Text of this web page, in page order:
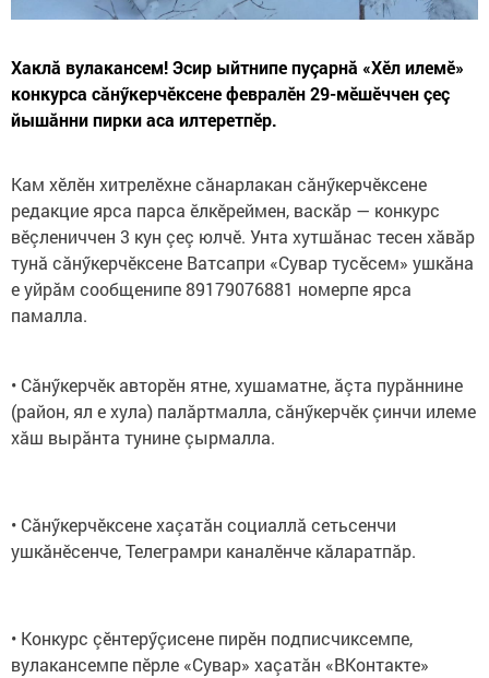
Хаклă вулакансем! Эсир ыйтнипе пуçарнă «Хӗл илемӗ»
конкурса сăнӳкерчӗксене февралӗн 29-мӗшӗччен çеç
йышăнни пирки аса илтеретпӗр.
Кам хӗлӗн хитрелӗхне сăнарлакан сăнӳкерчӗксене
редакцие ярса парса ӗлкӗреймен, васкăр — конкурс
вӗçлениччен 3 кун çеç юлчӗ. Унта хутшăнас тесен хăвăр
тунă сăнӳкерчӗксене Ватсапри «Сувар тусӗсем» ушкăна
е уйрăм сообщенипе 89179076881 номерпе ярса
памалла.
• Сӑнӳкерчӗк авторӗн ятне, хушаматне, ӑçта пурӑннине
(район, ял е хула) палӑртмалла, сӑнӳкерчӗк çинчи илеме
хӑш вырӑнта тунине çырмалла.
• Сăнӳкерчӗксене хаçатăн социаллă сетьсенчи
ушкăнӗсенче, Телеграмри каналӗнче кăларатпăр.
• Конкурс çӗнтерӳçисене пирӗн подписчиксемпе,
вулакансемпе пӗрле «Сувар» хаçатăн «ВКонтакте»